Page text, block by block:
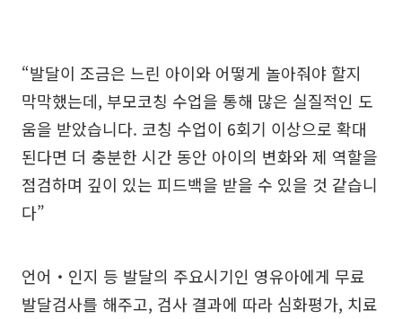
“발달이 조금은 느린 아이와 어떻게 놀아줘야 할지
막막했는데, 부모코칭 수업을 통해 많은 실질적인 도
움을 받았습니다. 코칭 수업이 6회기 이상으로 확대
된다면 더 충분한 시간 동안 아이의 변화와 제 역할을
점검하며 깊이 있는 피드백을 받을 수 있을 것 같습니
다”
언어‧인지 등 발달의 주요시기인 영유아에게 무료
발달검사를 해주고, 검사 결과에 따라 심화평가, 치료